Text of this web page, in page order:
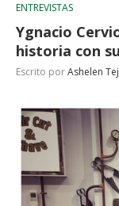
ENTREVISTAS
Ygnacio
historia con
Escrito porAshelen